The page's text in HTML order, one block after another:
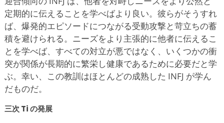
定期的に伝えることを学べばより良い。彼らがそうすれ
ば、爆発的エピソードにつながる受動攻撃と苛立ちの蓄
積を避けられる。ニーズをより主張的に他者に伝えるこ
とを学べば、すべての対立が悪ではなく、いくつかの衝
突が関係が長期的に繁栄し健康であるために必要だと学
ぶ。幸い、この教訓はほとんどの成熟した INFJ が学ん
だものだ。
三次 Ti の発展